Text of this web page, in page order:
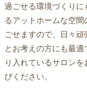
過ごせる環境づくり
るアットホームな空
ごせますので、日々
とお考えの方にも最適
り入れているサロン
びください。